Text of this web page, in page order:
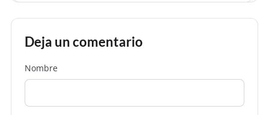
En principio parece que en este caso (que es el
normalidad, ¿no? Saludos
Deja un comentario
Nombre